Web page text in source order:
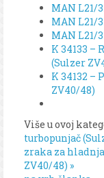
MAN L21/
MAN L21/
MAN L21/
K 34133
(Sulzer
K 34132
ZV40/48)
Više u ovoj
turbopunjač
zraka za
ZV40/48) »